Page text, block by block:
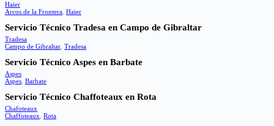
Haier
Arcos de la Frontera Haier
Servicio Técnico Tradesa en Campo de Gibraltar
Tradesa
Campo de Gibraltar Tradesa
Servicio Técnico Aspes en Barbate
Aspes
Aspes Barbate
Servicio Técnico Chaffoteaux en Rota
Chafoteaux
Chaffoteaux Rota